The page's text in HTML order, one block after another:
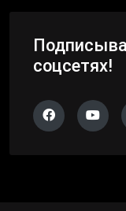
соцсетях!